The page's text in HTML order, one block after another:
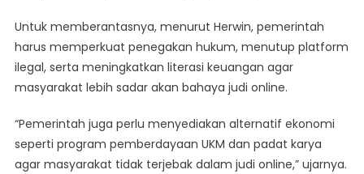
Untuk memberantasnya, menurut Herwin, pemerintah
harus memperkuat penegakan hukum, menutup platform
ilegal, serta meningkatkan literasi keuangan agar
masyarakat lebih sadar akan bahaya judi online.
“Pemerintah juga perlu menyediakan alternatif ekonomi
seperti program pemberdayaan UKM dan padat karya
agar masyarakat tidak terjebak dalam judi online,” ujarnya.